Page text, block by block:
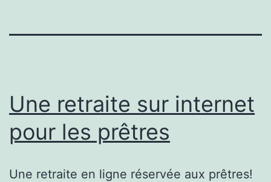
Une retraite sur internet
pour les prêtres
Une retraite en ligne réservée aux prêtres!